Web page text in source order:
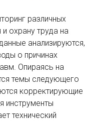
различных
охрану труда на
анализируются,
о причинах
Опираясь на
темы следующего
корректирующие
инструменты
технический